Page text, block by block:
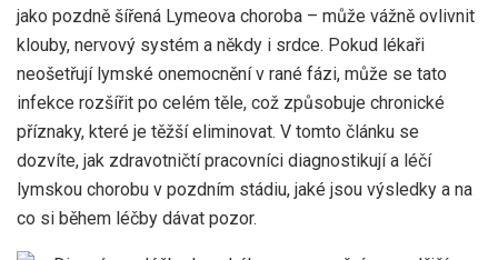
jako pozdně šířená Lymeova choroba – může vážně ovlivnit
klouby, nervový systém a někdy i srdce. Pokud lékaři
neošetřují lymské onemocnění v rané fázi, může se tato
infekce rozšířit po celém těle, což způsobuje chronické
příznaky, které je těžší eliminovat. V tomto článku se
dozvíte, jak zdravotničtí pracovníci diagnostikují a léčí
lymskou chorobu v pozdním stádiu, jaké jsou výsledky a na
co si během léčby dávat pozor.